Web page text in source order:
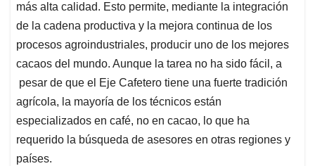
más alta calidad. Esto permite, mediante la integración
de la cadena productiva y la mejora continua de los
procesos agroindustriales, producir uno de los mejores
cacaos del mundo. Aunque la tarea no ha sido fácil, a
pesar de que el Eje Cafetero tiene una fuerte tradición
agrícola, la mayoría de los técnicos están
especializados en café, no en cacao, lo que ha
requerido la búsqueda de asesores en otras regiones y
países.